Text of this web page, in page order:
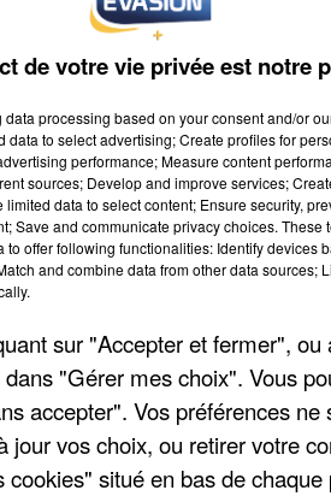
cancer sur la colonne
vit alitée dans sa chambre à
lequel Imane était inscrite
être l’opération de la
a déjà été récoltée. Un
de votre vie privée est notre
processing based on your consent and/or
to select advertising; Create profiles for
performance; Measure content
sources; Develop and improve services;
data to select content; Ensure security,
Save and communicate privacy choices.
offer following functionalities: Identify devices
and combine data from other data sources;
sur "Accepter et fermer",
"Gérer mes choix". Vous
accepter". Vos préférences
jour vos choix, ou retirer votre
situé en bas de chaque